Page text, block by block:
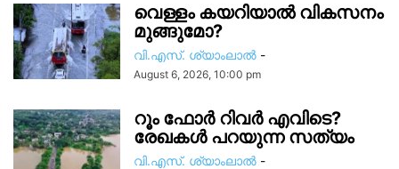
വെള്ളം കയറിയാൽ വികസനം
മുങ്ങുമോ?
വി.എസ്. ശ്യാംലാൽ -
August 6, 2026, 10:00 pm
റൂം ഫോർ റിവർ എവിടെ?
രേഖകൾ പറയുന്ന സത്യം
വി.എസ്. ശ്യാംലാൽ -